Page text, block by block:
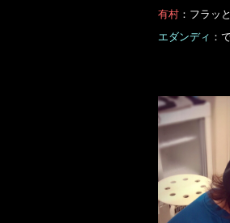
有村 ：フラッ
エダンディ ：